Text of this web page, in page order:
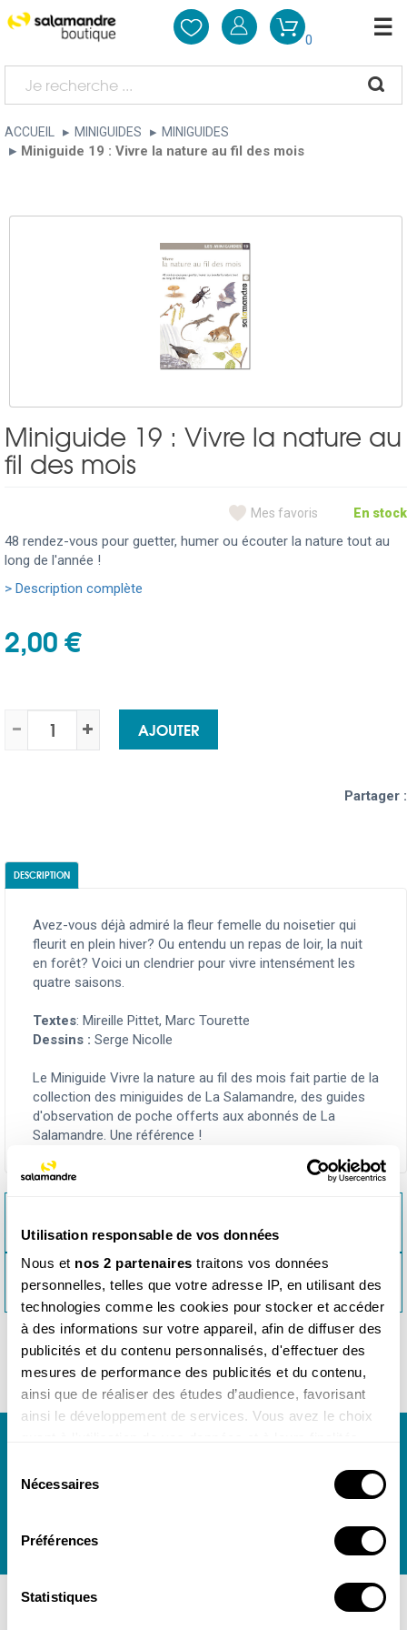
Utilisation responsable de vos données
Nous et nos 2 partenaires traitons vos données
personnelles, telles que votre adresse IP, en utilisant des
technologies comme les cookies pour stocker et accéder
à des informations sur votre appareil, afin de diffuser des
publicités et du contenu personnalisés, d'effectuer des
mesures de performance des publicités et du contenu,
ainsi que de réaliser des études d’audience, favorisant
ainsi le développement de services. Vous avez le choix
tout moment en consultant la Déclaration relative aux
cookies ou en cliquant sur l'icône de confidentialité.
Si vous le permettez, nous aimerions également :
géographique qui peuvent être précises à plusieurs
Nécessaires
Préférences
Statistiques
0
ACCUEIL MINIGUIDES MINIGUIDES
Miniguide 19 : Vivre la nature au fil des mois
Miniguide 19 : Vivre la nature au
fil des mois
Mes favoris En stock
48 rendez-vous pour guetter, humer ou écouter la nature tout au
long de l'année !
> Description complète
2,00 €
AJOUTER
Partager :
DESCRIPTION
Avez-vous déjà admiré la fleur femelle du noisetier qui
fleurit en plein hiver? Ou entendu un repas de loir, la nuit
en forêt? Voici un clendrier pour vivre intensément les
quatre saisons.
Textes: Mireille Pittet, Marc Tourette
Dessins : Serge Nicolle
Le Miniguide Vivre la nature au fil des mois fait partie de la
collection des miniguides de La Salamandre, des guides
d'observation de poche offerts aux abonnés de La
Salamandre. Une référence !
PRINTANIÈRES
MINIGUIDE 17 : IDENTIFIER LES ANIMAUX DES
MAISONS >>
Toute l'actualité de notre boutique dans votre